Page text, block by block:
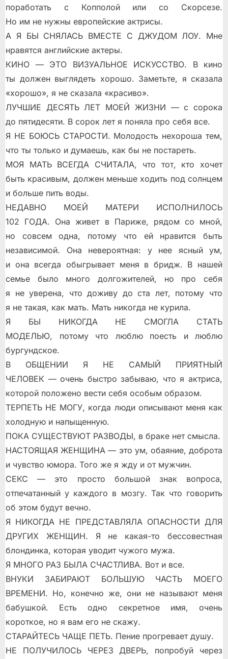
поработать с Копполой или со Скорсезе.
Но им не нужны европейские актрисы.
А Я БЫ СНЯЛАСЬ ВМЕСТЕ С ДЖУДОМ ЛОУ. Мне
нравятся английские актеры.
КИНО — ЭТО ВИЗУАЛЬНОЕ ИСКУССТВО. В кино
ты должен выглядеть хорошо. Заметьте, я сказала
«хорошо», я не сказала «красиво».
ЛУЧШИЕ ДЕСЯТЬ ЛЕТ МОЕЙ ЖИЗНИ — с сорока
до пятидесяти. В сорок лет я поняла про себя все.
Я НЕ БОЮСЬ СТАРОСТИ. Молодость нехороша тем,
что ты только и думаешь, как бы не постареть.
МОЯ МАТЬ ВСЕГДА СЧИТАЛА, что тот, кто хочет
быть красивым, должен меньше ходить под солнцем
и больше пить воды.
НЕДАВНО МОЕЙ МАТЕРИ ИСПОЛНИЛОСЬ
102 ГОДА. Она живет в Париже, рядом со мной,
но совсем одна, потому что ей нравится быть
независимой. Она невероятная: у нее ясный ум,
и она всегда обыгрывает меня в бридж. В нашей
семье было много долгожителей, но про себя
я не уверена, что доживу до ста лет, потому что
я не такая, как мать. Мать никогда не курила.
Я БЫ НИКОГДА НЕ СМОГЛА СТАТЬ
МОДЕЛЬЮ, потому что люблю поесть и люблю
бургундское.
В ОБЩЕНИИ Я НЕ САМЫЙ ПРИЯТНЫЙ
ЧЕЛОВЕК — очень быстро забываю, что я актриса,
которой положено вести себя особым образом.
ТЕРПЕТЬ НЕ МОГУ, когда люди описывают меня как
холодную и напыщенную.
ПОКА СУЩЕСТВУЮТ РАЗВОДЫ, в браке нет смысла.
НАСТОЯЩАЯ ЖЕНЩИНА — это ум, обаяние, доброта
и чувство юмора. Того же я жду и от мужчин.
СЕКС — это просто большой знак вопроса,
отпечатанный у каждого в мозгу. Так что говорить
об этом будут вечно.
Я НИКОГДА НЕ ПРЕДСТАВЛЯЛА ОПАСНОСТИ ДЛЯ
ДРУГИХ ЖЕНЩИН. Я не какая-то бессовестная
блондинка, которая уводит чужого мужа.
Я МНОГО РАЗ БЫЛА СЧАСТЛИВА. Вот и все.
ВНУКИ ЗАБИРАЮТ БОЛЬШУЮ ЧАСТЬ МОЕГО
ВРЕМЕНИ. Но, конечно же, они не называют меня
бабушкой. Есть одно секретное имя, очень
короткое, но я вам его не скажу.
СТАРАЙТЕСЬ ЧАЩЕ ПЕТЬ. Пение прогревает душу.
НЕ ПОЛУЧИЛОСЬ ЧЕРЕЗ ДВЕРЬ, попробуй через